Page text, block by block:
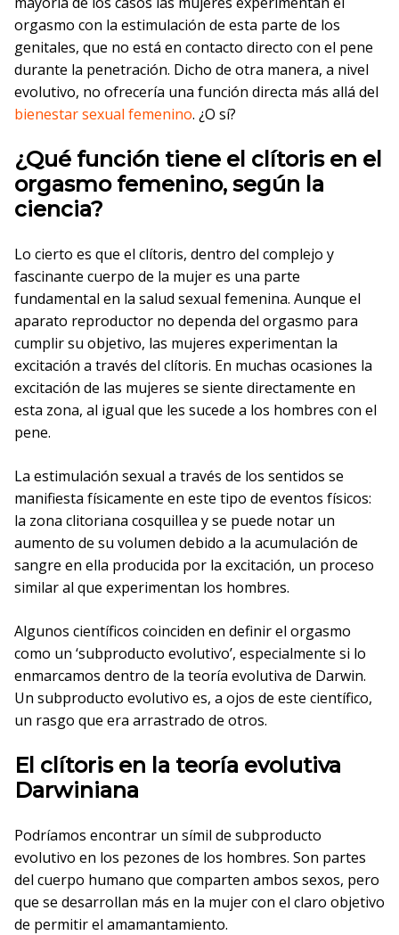
orgasmo con la estimulación de esta parte de los
genitales, que no está en contacto directo con el pene
durante la penetración. Dicho de otra manera, a nivel
evolutivo, no ofrecería una función directa más allá del
bienestar sexual femenino. ¿O sí?
¿Qué función tiene el clítoris en el
orgasmo femenino, según la
ciencia?
Lo cierto es que el clítoris, dentro del complejo y
fascinante cuerpo de la mujer es una parte
fundamental en la salud sexual femenina. Aunque el
aparato reproductor no dependa del orgasmo para
cumplir su objetivo, las mujeres experimentan la
excitación a través del clítoris. En muchas ocasiones la
excitación de las mujeres se siente directamente en
esta zona, al igual que les sucede a los hombres con el
pene.
La estimulación sexual a través de los sentidos se
manifiesta físicamente en este tipo de eventos físicos:
la zona clitoriana cosquillea y se puede notar un
aumento de su volumen debido a la acumulación de
sangre en ella producida por la excitación, un proceso
similar al que experimentan los hombres.
Algunos científicos coinciden en definir el orgasmo
como un ‘subproducto evolutivo’, especialmente si lo
enmarcamos dentro de la teoría evolutiva de Darwin.
Un subproducto evolutivo es, a ojos de este científico,
un rasgo que era arrastrado de otros.
El clítoris en la teoría evolutiva
Darwiniana
Podríamos encontrar un símil de subproducto
evolutivo en los pezones de los hombres. Son partes
del cuerpo humano que comparten ambos sexos, pero
que se desarrollan más en la mujer con el claro objetivo
de permitir el amamantamiento.